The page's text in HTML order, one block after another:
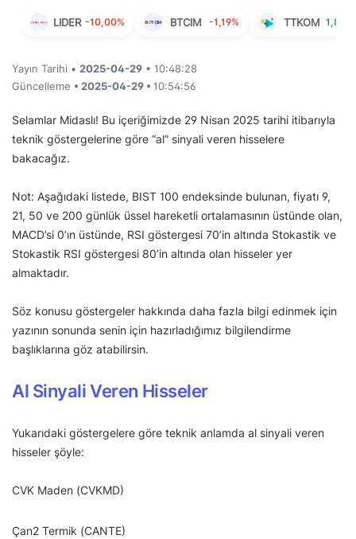
LIDER -10,00% BTCIM -1,19% TTKOM 1,87%
Yayın Tarihi • 2025-04-29 • 10:48:28
Güncelleme • 2025-04-29 • 10:54:56
Selamlar Midaslı! Bu içeriğimizde 29 Nisan 2025 tarihi itibarıyla
teknik göstergelerine göre “al” sinyali veren hisselere
bakacağız.
Not: Aşağıdaki listede, BIST 100 endeksinde bulunan, fiyatı 9,
21, 50 ve 200 günlük üssel hareketli ortalamasının üstünde olan,
MACD’si 0’ın üstünde, RSI göstergesi 70’in altında Stokastik ve
Stokastik RSI göstergesi 80’in altında olan hisseler yer
almaktadır.
Söz konusu göstergeler hakkında daha fazla bilgi edinmek için
yazının sonunda senin için hazırladığımız bilgilendirme
başlıklarına göz atabilirsin.
Al Sinyali Veren Hisseler
Yukarıdaki göstergelere göre teknik anlamda al sinyali veren
hisseler şöyle:
CVK Maden (CVKMD)
Çan2 Termik (CANTE)